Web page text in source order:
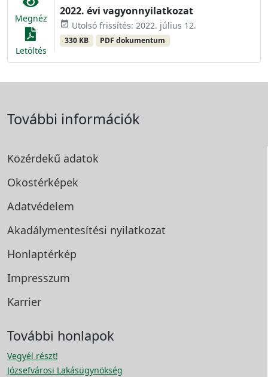
Megnéz
Letöltés
2022. évi vagyonnyilatkozat
event_available Utolsó frissítés: 2022. július 12.
330 KB PDF dokumentum
További információk
Közérdekű adatok
Okostérképek
Adatvédelem
Akadálymentesítési nyilatkozat
Honlaptérkép
Impresszum
Karrier
További honlapok
Vegyél részt!
Józsefvárosi Lakásügynökség